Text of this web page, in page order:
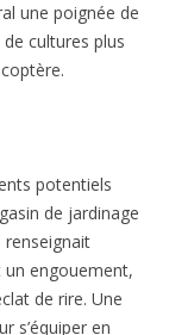
une poignée de
cultures plus
potentiels
de jardinage
renseignait
un engouement,
de rire. Une
s’équiper en